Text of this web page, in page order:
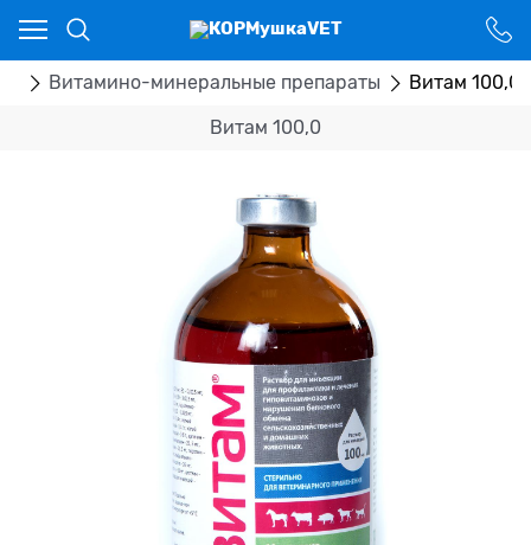
Витамино-минеральные препараты Витам 100,0
Витам 100,0
Ваш город - Костанай,
угадали?